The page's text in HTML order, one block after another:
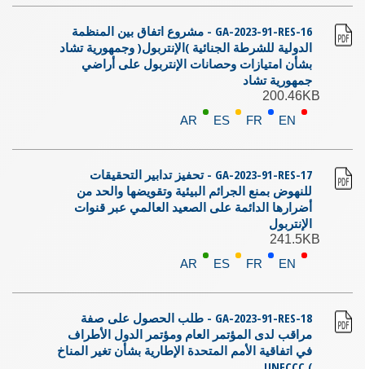
GA-2023-91-RES-16 - مشروع اتفاق بين المنظمة
الدولية للشرطة الجنائية )الإنتربول( وجمهورية تشاد
بشأن امتيازات وحصانات الإنتربول على أراضي
جمهورية تشاد
200.46KB
EN
FR
ES
AR
GA-2023-91-RES-17 - تحفيز تدابير التحقيقات
للنهوض بمنع الجرائم البيئية وتقويضها والحد من
أضرارها الدائمة على الصعيد العالمي عبر قنوات
الإنتربول
241.5KB
EN
FR
ES
AR
GA-2023-91-RES-18 - طلب الحصول على صفة
مراقب لدى المؤتمر العام ومؤتمر الدول الأطراف
في اتفاقية الأمم المتحدة الإطارية بشأن تغير المناخ